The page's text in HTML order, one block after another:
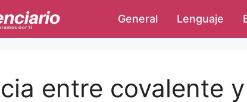
General Lenguaje
entre covalente